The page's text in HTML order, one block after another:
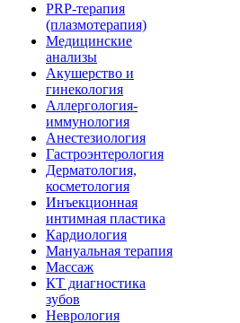
PRP-терапия
(плазмотерапия)
Медицинские
анализы
Акушерство и
гинекология
Аллергология-
иммунология
Анестезиология
Гастроэнтерология
Дерматология,
косметология
Инъекционная
интимная пластика
Кардиология
Мануальная терапия
Массаж
КТ диагностика
зубов
Неврология